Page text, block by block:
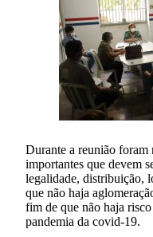
Durante a reunião foram
importantes que devem
legalidade, distribuição,
que não haja
fim de que não haja
pandemia da covid-19.